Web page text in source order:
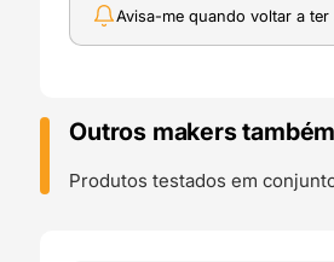
Avisa-me quando voltar a
Outros makers
Produtos testados em